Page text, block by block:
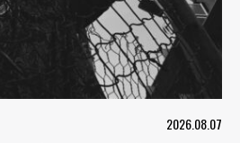
2026.08.07